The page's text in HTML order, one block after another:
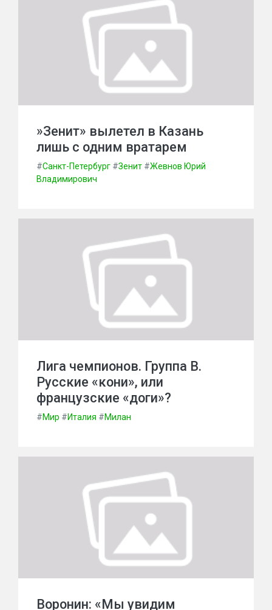
»Зенит» вылетел в Казань
лишь с одним вратарем
#Санкт-Петербург #Зенит #Жевнов Юрий
Владимирович
Лига чемпионов. Группа В.
Русские «кони», или
французские «доги»?
#Мир #Италия #Милан
Воронин: «Мы увидим